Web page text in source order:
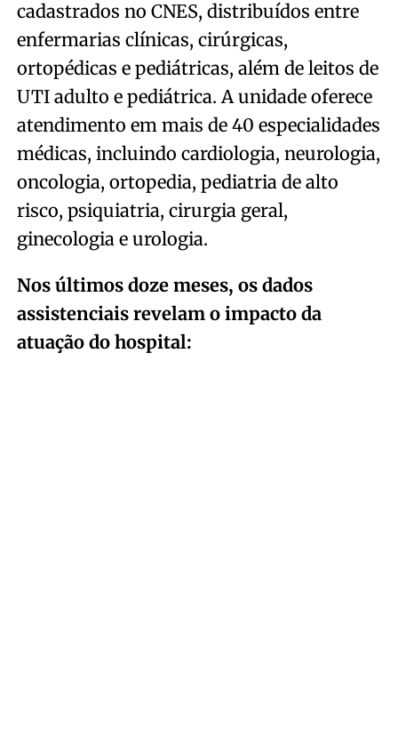
cadastrados no CNES, distribuídos entre
enfermarias clínicas, cirúrgicas,
ortopédicas e pediátricas, além de leitos de
UTI adulto e pediátrica. A unidade oferece
atendimento em mais de 40 especialidades
médicas, incluindo cardiologia, neurologia,
oncologia, ortopedia, pediatria de alto
risco, psiquiatria, cirurgia geral,
ginecologia e urologia.
Nos últimos doze meses, os dados
assistenciais revelam o impacto da
atuação do hospital: